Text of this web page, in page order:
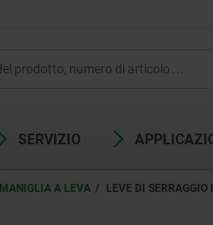
SERVIZIO
MANIGLIA A LEVA
LEVE DI